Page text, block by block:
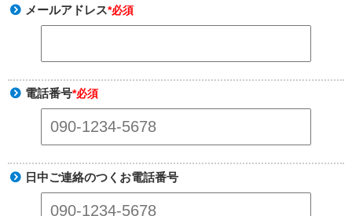
メールアドレス*必須
電話番号*必須
日中ご連絡のつくお電話番号